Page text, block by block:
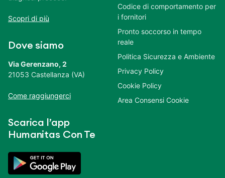
Scopri di più
Dove siamo
Via Gerenzano, 2
21053 Castellanza (VA)
Come raggiungerci
Scarica l’app
Humanitas Con Te
Codice di comportamento per
i fornitori
Pronto soccorso in tempo
reale
Politica Sicurezza e Ambiente
Privacy Policy
Cookie Policy
Area Consensi Cookie